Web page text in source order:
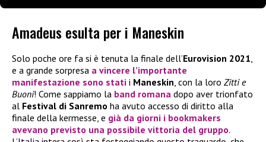
Amadeus esulta per i Maneskin
Solo poche ore fa si è tenuta la finale dell’Eurovision 2021,
e a grande sorpresa a vincere l’importante
manifestazione sono stati i Maneskin, con la loro Zitti e
Buoni! Come sappiamo la band romana dopo aver trionfato
al Festival di Sanremo ha avuto accesso di diritto alla
finale della kermesse, e già da giorni i bookmakers
avevano previsto una possibile vittoria del gruppo.